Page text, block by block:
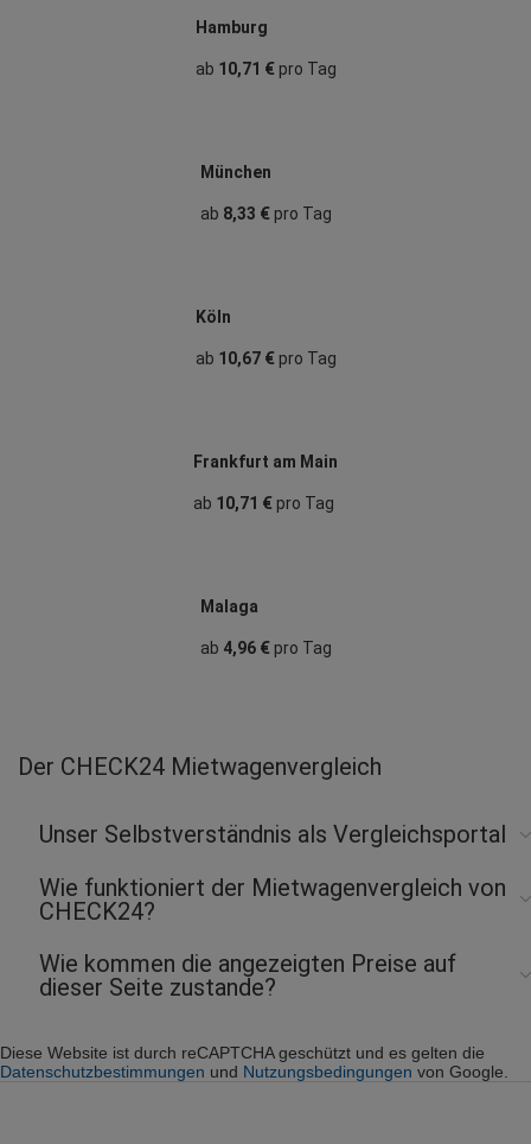
Hamburg
ab 10,71 €pro Tag
München
ab 8,33 €pro Tag
Köln
ab 10,67 €pro Tag
Frankfurt am Main
ab 10,71 € pro Tag
Malaga
ab 4,96 €pro Tag
Der CHECK24 Mietwagenvergleich
Unser Selbstverständnis als Vergleichsportal
Wie funktioniert der Mietwagenvergleich von
CHECK24?
Wie kommen die angezeigten Preise auf
dieser Seite zustande?
Diese Website ist durch reCAPTCHA geschützt und es gelten die
Datenschutzbestimmungen und Nutzungsbedingungen von Google.